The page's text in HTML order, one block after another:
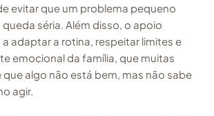
evitar que um problema pequeno
séria. Além disso, o apoio
adaptar a rotina, respeitar limites e
emocional da família, que muitas
que algo não está bem, mas não sabe
agir.